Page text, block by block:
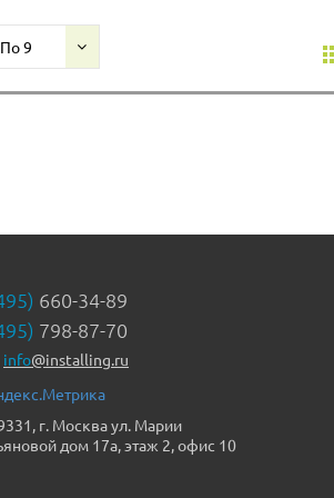
По 9
660-34-89
798-87-70
info@installing.ru
г. Москва ул. Марии
дом 17а, этаж 2, офис 10